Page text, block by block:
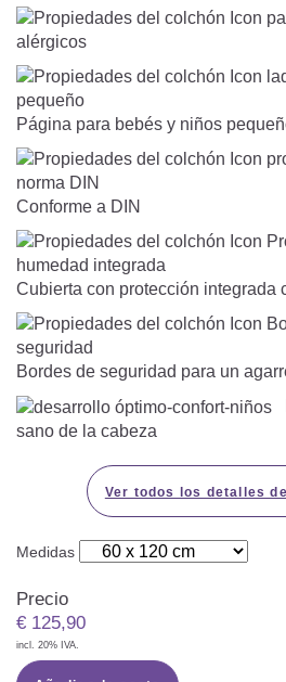
Paños De Muselina
Almohadas
Posicionamiento
CHEQUE REGALO
LOTES DE REGALO Y
alérgicos
Página para bebés y niños
Conforme a DIN
Cubierta con protección integrada
Bordes de seguridad para un
sano de la cabeza
Ver todos los detalles
Medidas
Precio
€ 125,90
incl. 20% IVA.